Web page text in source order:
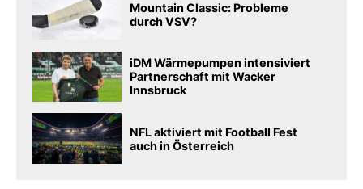
Mountain Classic: Probleme
durch VSV?
iDM Wärmepumpen intensiviert
Partnerschaft mit Wacker
Innsbruck
NFL aktiviert mit Football Fest
auch in Österreich